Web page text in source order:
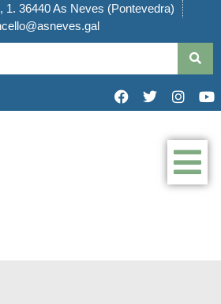
1. 36440 As Neves (Pontevedra)